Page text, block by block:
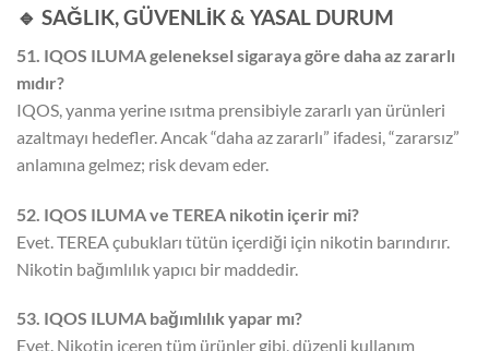
🔹 SAĞLIK, GÜVENLİK & YASAL DURUM
51. IQOS ILUMA geleneksel sigaraya göre daha az zararlı
mıdır?
IQOS, yanma yerine ısıtma prensibiyle zararlı yan ürünleri
azaltmayı hedefler. Ancak “daha az zararlı” ifadesi, “zararsız”
anlamına gelmez; risk devam eder.
52. IQOS ILUMA ve TEREA nikotin içerir mi?
Evet. TEREA çubukları tütün içerdiği için nikotin barındırır.
Nikotin bağımlılık yapıcı bir maddedir.
53. IQOS ILUMA bağımlılık yapar mı?
Evet. Nikotin içeren tüm ürünler gibi, düzenli kullanım